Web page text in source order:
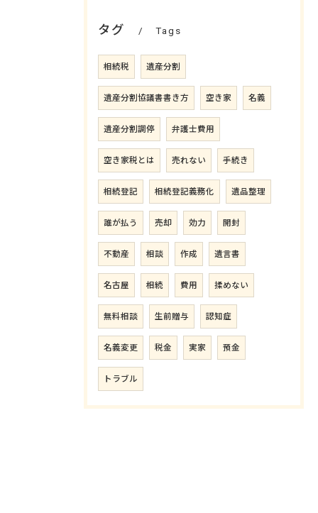
タグ Tags
相続税 遺産分割
遺産分割協議書書き方 空き家 名義
遺産分割調停 弁護士費用
空き家税とは 売れない 手続き
相続登記 相続登記義務化 遺品整理
誰が払う 売却 効力 開封
不動産 相談 作成 遺言書
名古屋 相続 費用 揉めない
無料相談 生前贈与 認知症
名義変更 税金 実家 預金
トラブル